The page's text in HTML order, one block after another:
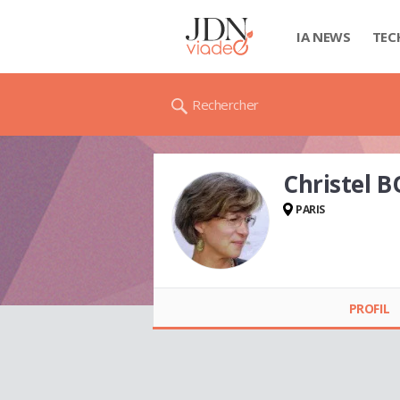
IA NEWS
Rechercher
Christel
PARIS
PROFIL